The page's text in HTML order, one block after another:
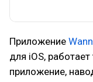
Приложение
для iOS,
приложение,